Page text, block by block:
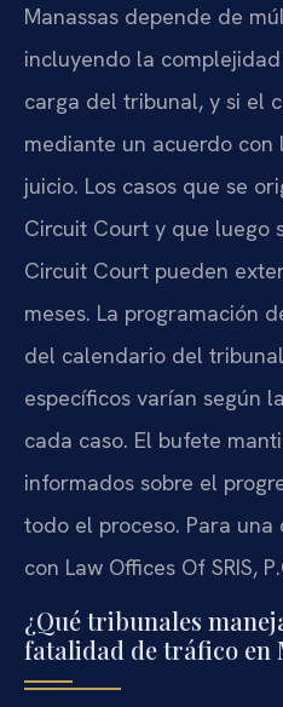
Manassas depende de
incluyendo la
carga del tribunal, y si el
mediante un acuerdo
juicio. Los casos que se
Circuit Court y que luego
Circuit Court pueden
meses. La programación
del calendario del
específicos varían según
cada caso. El bufete
informados sobre el
todo el proceso. Para una
con Law Offices Of SRIS,
¿Qué tribunales
fatalidad de tráfico en